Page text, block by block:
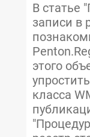
В статье
записи в
этого
класса